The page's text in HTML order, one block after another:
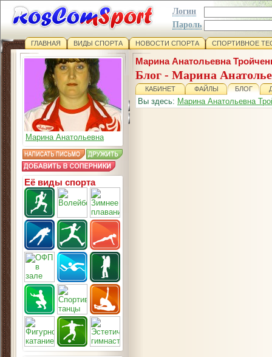
Логин
Пароль
ГЛАВНАЯ ВИДЫ СПОРТА НОВОСТИ СПОРТА СПОРТИВНОЕ
Марина Анатольевна
Её виды спорта
Марина Анатольевна
Блог - Марина
КАБИНЕТ ФАЙЛЫ БЛОГ
Вы здесь: Марина Анатольевна